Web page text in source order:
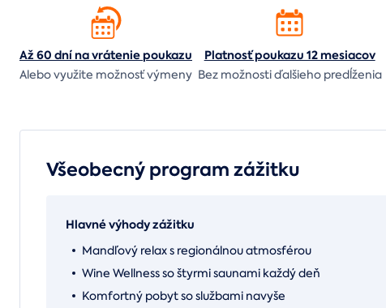
Až 60 dní na vráteniepoukazu
Alebo využite možnosť výmeny
Platnosť poukazu 12 mesiacov
Bez možnosti ďalšieho predĺženia
Všeobecný program zážitku
Hlavné výhody zážitku
Mandľový relax s regionálnou atmosférou
Wine Wellness so štyrmi saunami každý deň
Komfortný pobyt so službami navyše